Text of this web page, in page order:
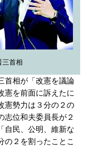
三首相
首相が「改憲を議論
憲を前面に訴えたに
憲勢力は３分の２の
志位和夫委員長が２
自民、公明、維新な
の２を割ったことこ